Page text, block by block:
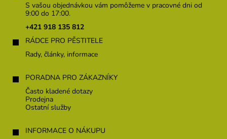
S vašou objednávkou vám pomôžeme v pracovné dni od
9:00 do 17:00.
+421 918 135 812
RÁDCE PRO PĚSTITELE
Rady, články, informace
PORADNA PRO ZÁKAZNÍKY
Často kladené dotazy
Prodejna
Ostatní služby
INFORMACE O NÁKUPU